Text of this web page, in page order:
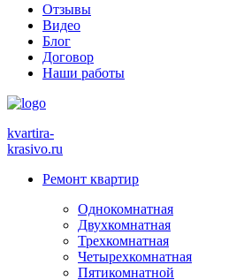
Отзывы
Видео
Блог
Договор
Наши работы
kvartira-
krasivo.ru
Ремонт квартир
Однокомнатная
Двухкомнатная
Трехкомнатная
Четырехкомнатная
Пятикомнатной